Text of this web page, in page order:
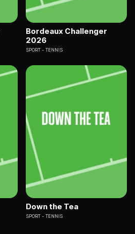
Bordeaux Challenger
2026
SPORT TENNIS
Down the Tea
SPORT TENNIS